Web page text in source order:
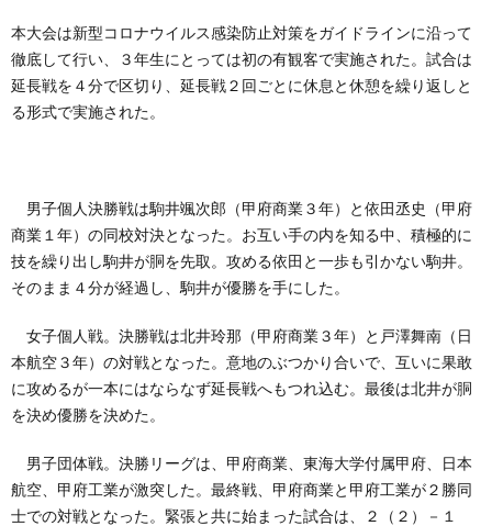
本大会は新型コロナウイルス感染防止対策をガイドラインに沿って
徹底して行い、３年生にとっては初の有観客で実施された。試合は
延長戦を４分で区切り、延長戦２回ごとに休息と休憩を繰り返しと
る形式で実施された。
男子個人決勝戦は駒井颯次郎（甲府商業３年）と依田丞史（甲府
商業１年）の同校対決となった。お互い手の内を知る中、積極的に
技を繰り出し駒井が胴を先取。攻める依田と一歩も引かない駒井。
そのまま４分が経過し、駒井が優勝を手にした。
女子個人戦。決勝戦は北井玲那（甲府商業３年）と戸澤舞南（日
本航空３年）の対戦となった。意地のぶつかり合いで、互いに果敢
に攻めるが一本にはならなず延長戦へもつれ込む。最後は北井が胴
を決め優勝を決めた。
男子団体戦。決勝リーグは、甲府商業、東海大学付属甲府、日本
航空、甲府工業が激突した。最終戦、甲府商業と甲府工業が２勝同
士での対戦となった。緊張と共に始まった試合は、２（２）－１